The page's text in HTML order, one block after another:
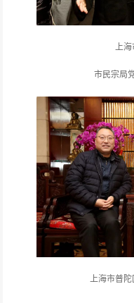
上
市民宗局
上海市普